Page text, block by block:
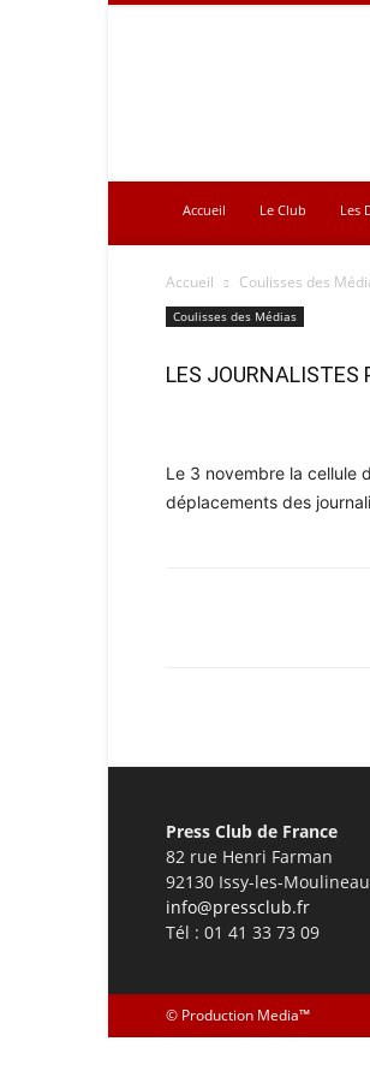
Accueil Le Club Les
Accueil Coulisses des
Coulisses des Médias
LES JOURNALISTES
Le 3 novembre la cellule
déplacements des
Press Club de France
82 rue Henri Farman
92130 Issy-les-
info@pressclub.fr
Tél : 01 41 33 73 09
© Production Media™